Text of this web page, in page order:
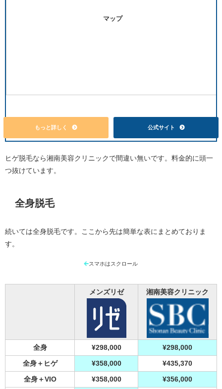
マップ
もっと詳しく 公式サイト
ヒゲ脱毛なら湘南美容クリニックで間違い無いです。料金的に頭一
つ抜けています。
全身脱毛
続いては全身脱毛です。ここから先は簡単な表にまとめておりま
す。
スマホはスクロール
メンズリゼ 湘南美容クリニック
全身 ¥298,000 ¥298,000
全身＋ヒゲ ¥358,000 ¥435,370
全身＋VIO ¥358,000 ¥356,000